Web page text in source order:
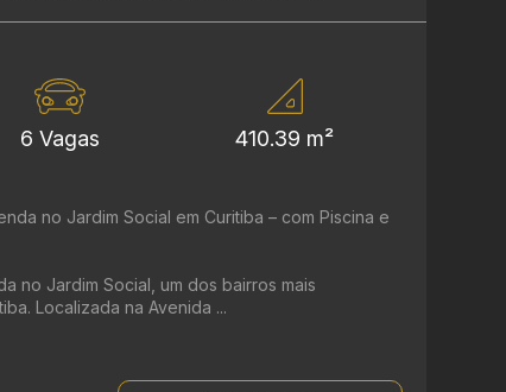
6 Vagas 410.39 m²
no Jardim Social em Curitiba – com Piscina e
no Jardim Social, um dos bairros mais
Localizada na Avenida ...